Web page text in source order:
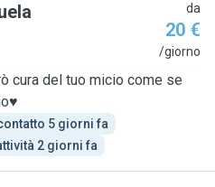
da
20 €
/giorno
cura del tuo micio come se
5 giorni fa
2 giorni fa